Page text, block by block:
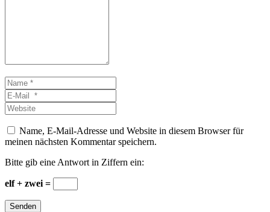
Name
*E-
Mail
*
Website
Name, E-Mail-Adresse und Website in diesem Browser für
meinen nächsten Kommentar speichern.
Bitte gib eine Antwort in Ziffern ein:
elf + zwei =
Senden